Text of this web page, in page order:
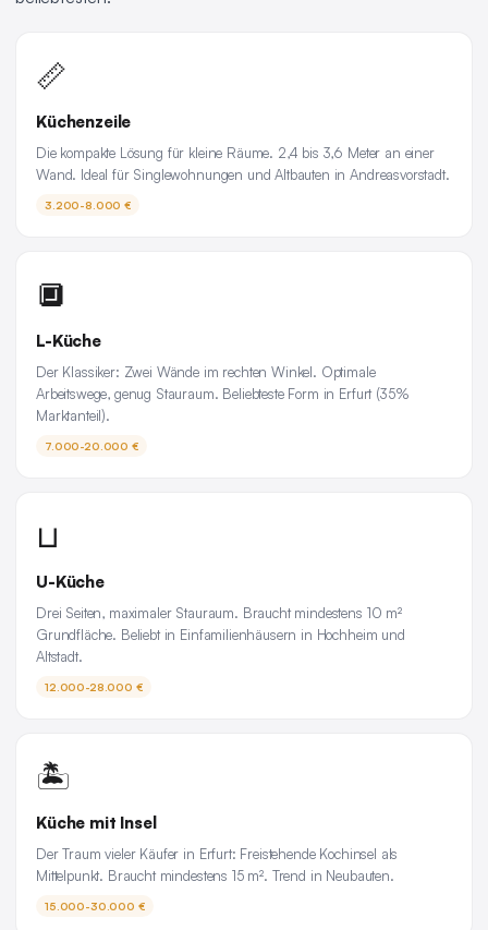
📏
Küchenzeile
Die kompakte Lösung für kleine Räume. 2,4 bis 3,6 Meter an einer
Wand. Ideal für Singlewohnungen und Altbauten in Andreasvorstadt.
3.200-8.000 €
🔲
L-Küche
Der Klassiker: Zwei Wände im rechten Winkel. Optimale
Arbeitswege, genug Stauraum. Beliebteste Form in Erfurt (35%
Marktanteil).
7.000-20.000 €
⊔
U-Küche
Drei Seiten, maximaler Stauraum. Braucht mindestens 10 m²
Grundfläche. Beliebt in Einfamilienhäusern in Hochheim und
Altstadt.
12.000-28.000 €
🏝️
Küche mit Insel
Der Traum vieler Käufer in Erfurt: Freistehende Kochinsel als
Mittelpunkt. Braucht mindestens 15 m². Trend in Neubauten.
15.000-30.000 €